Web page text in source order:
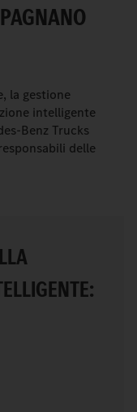
la gestione
intelligente
Benz Trucks
delle